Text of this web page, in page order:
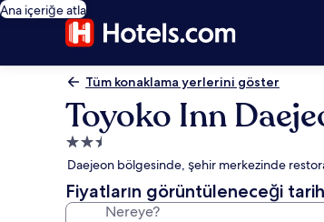
Ana içeriğe atla
Tüm konaklama yerlerini göster
Toyoko Inn
2.5
yıldızlı
konaklama
yeri
Daejeon bölgesinde, şehir merkezinde
Fiyatların görüntüleneceği
Nereye?